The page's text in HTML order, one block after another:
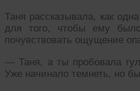
Таня рассказывала, как
для того, чтобы ему
почувствовать ощущение
— Таня, а ты пробовала
Уже начинало темнеть, но